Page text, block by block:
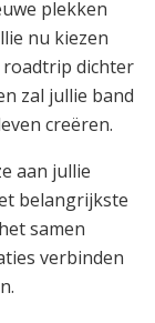
plekken
nu kiezen
roadtrip dichter
zal jullie band
creëren.
aan jullie
belangrijkste
samen
verbinden